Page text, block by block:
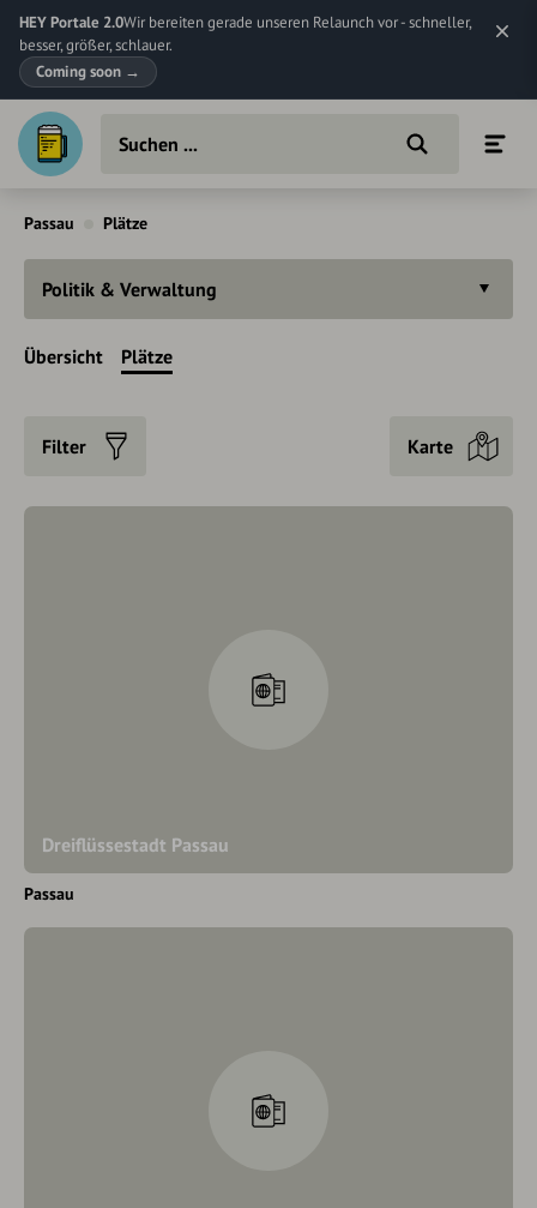
HEY Portale 2.0Wir bereiten gerade unseren Relaunch vor - schneller,
besser, größer, schlauer.
Coming soon →
Passau Plätze
Politik & Verwaltung
Übersicht Plätze
Filter Karte
Dreiflüssestadt Passau
Passau